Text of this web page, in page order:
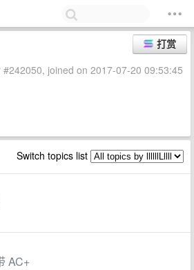
打赏
#242050, joined on 2017-07-20 09:53:45
Switch topics list
AC+